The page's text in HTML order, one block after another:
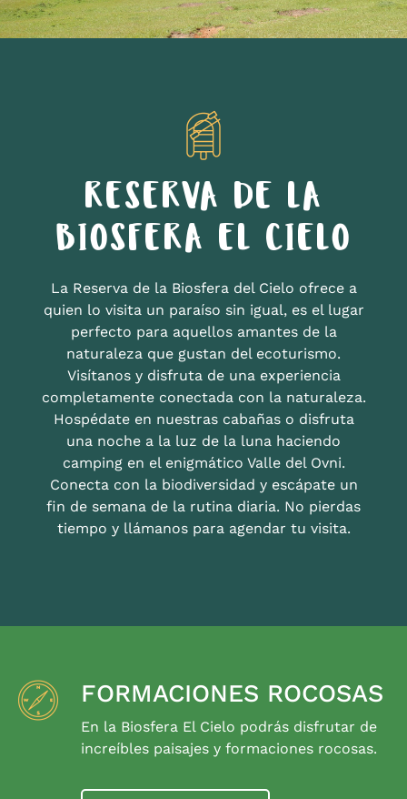
RESERVA DE LA
BIOSFERA EL CIELO
La Reserva de la Biosfera del Cielo ofrece a
quien lo visita un paraíso sin igual, es el lugar
perfecto para aquellos amantes de la
naturaleza que gustan del ecoturismo.
Visítanos y disfruta de una experiencia
completamente conectada con la naturaleza.
Hospédate en nuestras cabañas o disfruta
una noche a la luz de la luna haciendo
camping en el enigmático Valle del Ovni.
Conecta con la biodiversidad y escápate un
fin de semana de la rutina diaria. No pierdas
tiempo y llámanos para agendar tu visita.
FORMACIONES ROCOSAS
En la Biosfera El Cielo podrás disfrutar de
increíbles paisajes y formaciones rocosas.